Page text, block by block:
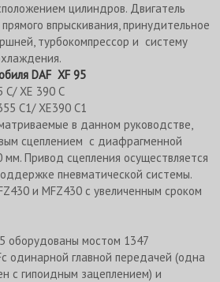
цилиндров. Двигатель
впрыскивания, принудительное
турбокомпрессор и систему
DAF XF 95
С/ XE 390 С
С1/ XE390 С1
в данном руководстве,
сцеплением с диафрагменной
Привод сцепления осуществляется
пневматической системы.
и MFZ430 с увеличенным сроком
оборудованы мостом 1347
одинарной главной передачей (одна
с гипоидным зацеплением) и